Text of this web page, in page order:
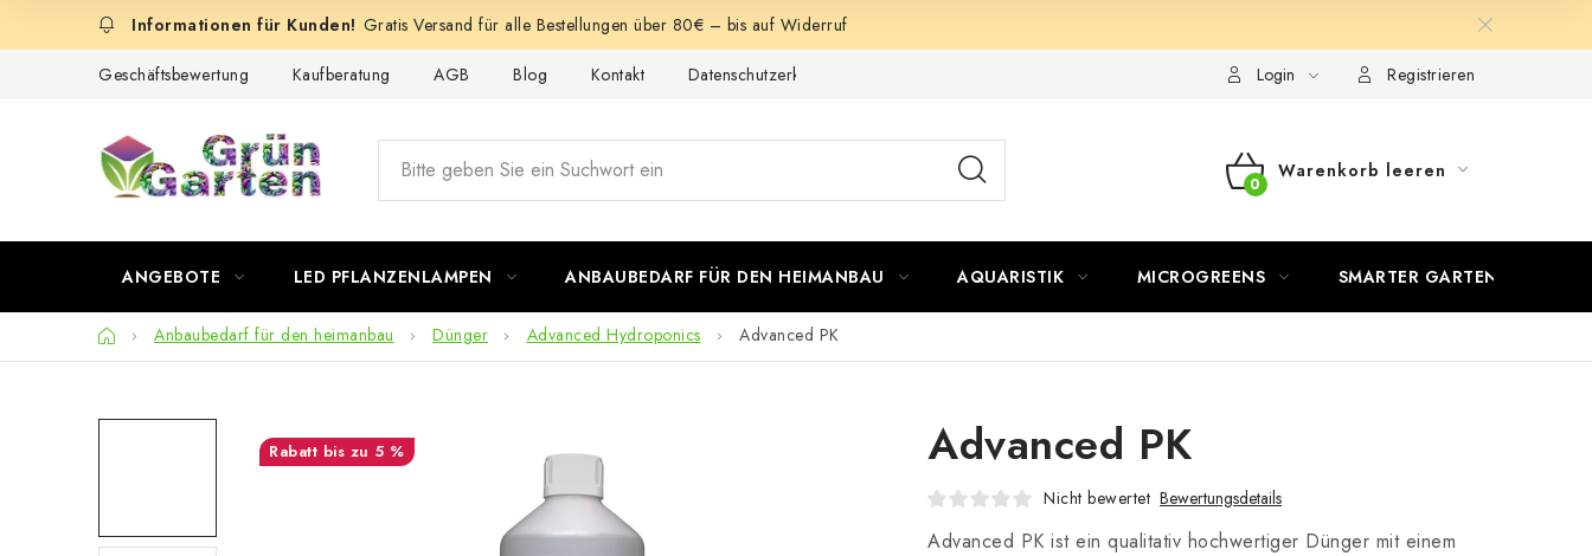
Gratis Versand für alle Bestellungen über 80€ – bis auf Widerruf
Geschäftsbewertung Kaufberatung AGB Blog Kontakt Datenschutzerklärung Login Registrieren
WARENKORB
Warenkorb leeren
ANGEBOTE LED PFLANZENLAMPEN ANBAUBEDARF FÜR DEN HEIMANBAU AQUARISTIK MICROGREENS SMARTER GARTEN
StartseiteAnbaubedarf für den heimanbau Dünger Advanced Hydroponics Advanced PK
Advanced PK
Nicht bewertet Bewertungsdetails
Advanced PK ist ein qualitativ hochwertiger Dünger mit einem
bis zu 5 %